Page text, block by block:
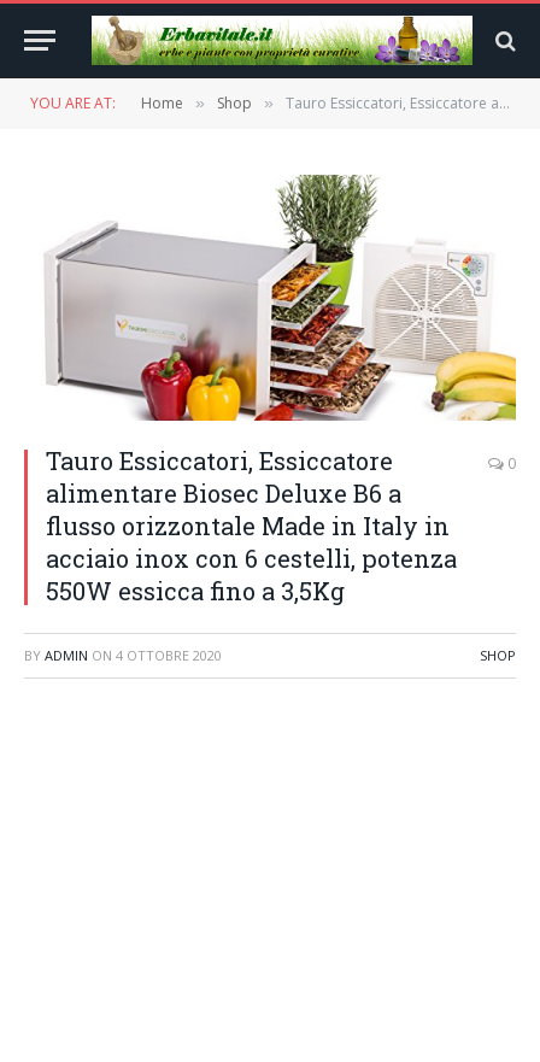
YOU ARE AT: Home » Shop » Tauro Essiccatori, Essiccatore alimentare Biosec Deluxe B6 a flusso orizzontale Made in Italy in acciaio inox con 6 cestelli, potenza 550W essicca fino a 3,5Kg
Tauro Essiccatori, Essiccatore
alimentare Biosec Deluxe B6 a
flusso orizzontale Made in Italy in
acciaio inox con 6 cestelli, potenza
550W essicca fino a 3,5Kg
0
BY ADMIN ON 4 OTTOBRE 2020 SHOP